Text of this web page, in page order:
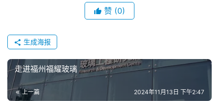
赞 (0)
生成海报
走进福州福耀玻璃
上一篇 2024年11月13日 下午2:47